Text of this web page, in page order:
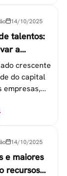
14/10/2025
talentos:
a
crescente
do capital
empresas,
na faixa de
14/10/2025
e maiores
recursos